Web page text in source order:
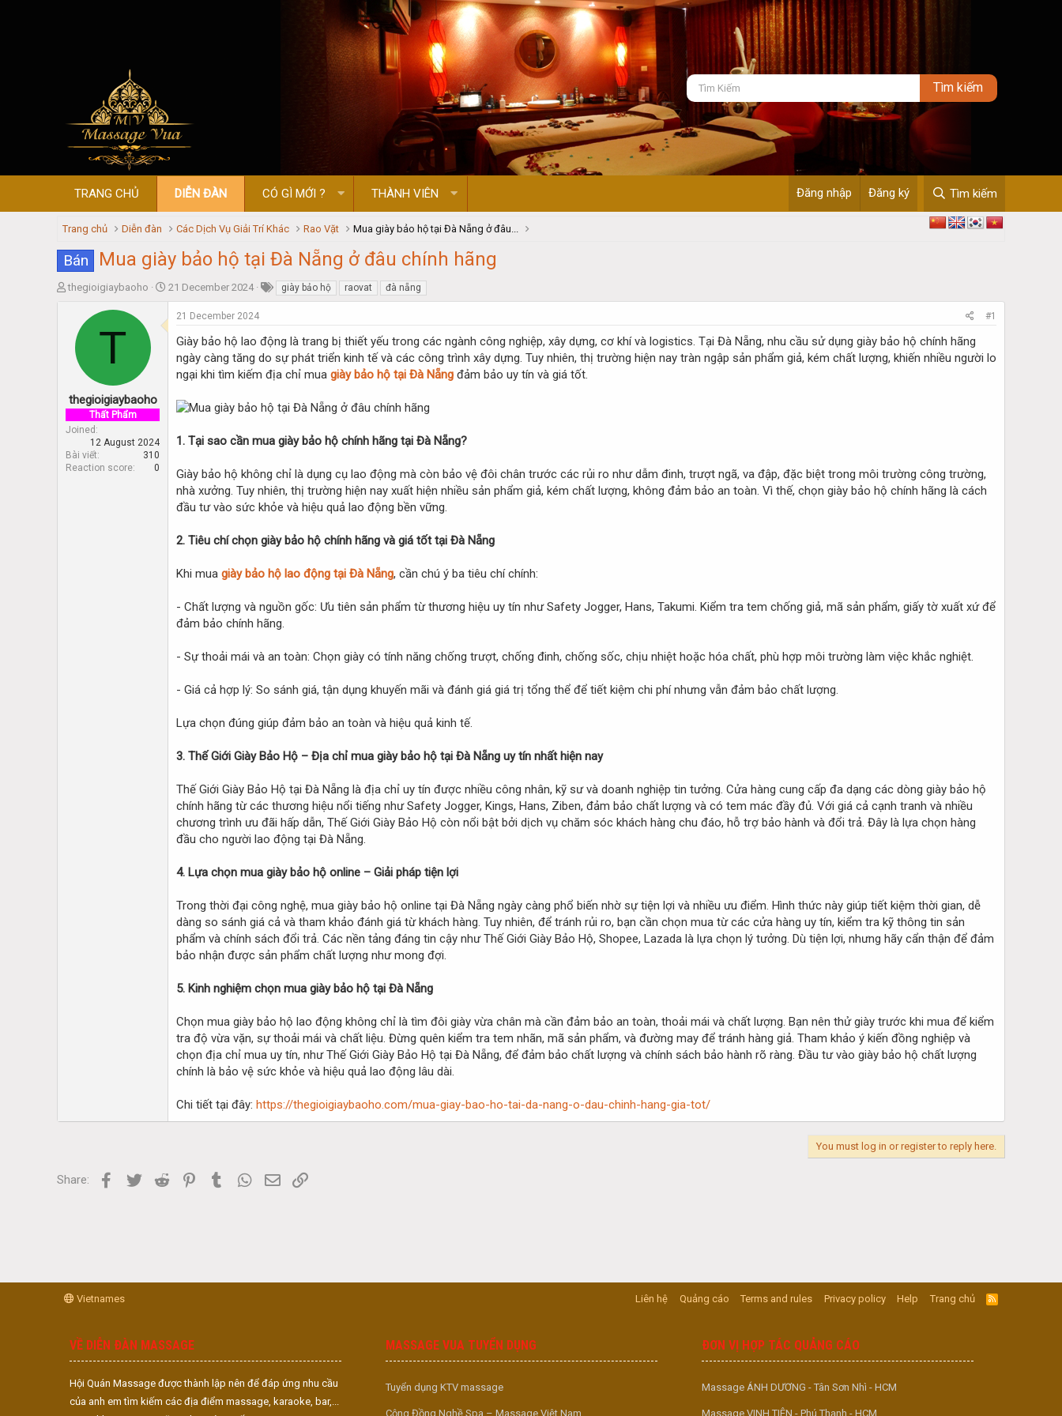
TRANG CHỦ DIỄN ĐÀN CÓ GÌ MỚI ? THÀNH VIÊN Đăng nhập Đăng ký Tìm kiếm
Trang chủ Diễn đàn Các Dịch Vụ Giải Trí Khác Rao Vặt Mua giày bảo hộ tại Đà Nẵng ở đâu...
Bán Mua giày bảo hộ tại Đà Nẵng ở đâu chính hãng
T
a
t
r
thegioigiaybaoho
S
t
21 December 2024 giày bảo hộ raovat đà nẵng
T
thegioigiaybaoho
Thất Phẩm
Joined
12 August 2024
Bài viết
310
Reaction score
0
21 December 2024 #1
Giày bảo hộ lao động là trang bị thiết yếu trong các ngành công nghiệp, xây dựng, cơ khí và logistics. Tại Đà Nẵng, nhu cầu sử dụng giày bảo hộ chính hãng
ngày càng tăng do sự phát triển kinh tế và các công trình xây dựng. Tuy nhiên, thị trường hiện nay tràn ngập sản phẩm giả, kém chất lượng, khiến nhiều người lo
ngại khi tìm kiếm địa chỉ mua giày bảo hộ tại Đà Nẵng đảm bảo uy tín và giá tốt.
1. Tại sao cần mua giày bảo hộ chính hãng tại Đà Nẵng?
Giày bảo hộ không chỉ là dụng cụ lao động mà còn bảo vệ đôi chân trước các rủi ro như dẫm đinh, trượt ngã, va đập, đặc biệt trong môi trường công trường,
nhà xưởng. Tuy nhiên, thị trường hiện nay xuất hiện nhiều sản phẩm giả, kém chất lượng, không đảm bảo an toàn. Vì thế, chọn giày bảo hộ chính hãng là cách
đầu tư vào sức khỏe và hiệu quả lao động bền vững.
2. Tiêu chí chọn giày bảo hộ chính hãng và giá tốt tại Đà Nẵng
Khi mua giày bảo hộ lao động tại Đà Nẵng, cần chú ý ba tiêu chí chính:
- Chất lượng và nguồn gốc: Ưu tiên sản phẩm từ thương hiệu uy tín như Safety Jogger, Hans, Takumi. Kiểm tra tem chống giả, mã sản phẩm, giấy tờ xuất xứ để
đảm bảo chính hãng.
- Sự thoải mái và an toàn: Chọn giày có tính năng chống trượt, chống đinh, chống sốc, chịu nhiệt hoặc hóa chất, phù hợp môi trường làm việc khắc nghiệt.
- Giá cả hợp lý: So sánh giá, tận dụng khuyến mãi và đánh giá giá trị tổng thể để tiết kiệm chi phí nhưng vẫn đảm bảo chất lượng.
Lựa chọn đúng giúp đảm bảo an toàn và hiệu quả kinh tế.
3. Thế Giới Giày Bảo Hộ – Địa chỉ mua giày bảo hộ tại Đà Nẵng uy tín nhất hiện nay
Thế Giới Giày Bảo Hộ tại Đà Nẵng là địa chỉ uy tín được nhiều công nhân, kỹ sư và doanh nghiệp tin tưởng. Cửa hàng cung cấp đa dạng các dòng giày bảo hộ
chính hãng từ các thương hiệu nổi tiếng như Safety Jogger, Kings, Hans, Ziben, đảm bảo chất lượng và có tem mác đầy đủ. Với giá cả cạnh tranh và nhiều
chương trình ưu đãi hấp dẫn, Thế Giới Giày Bảo Hộ còn nổi bật bởi dịch vụ chăm sóc khách hàng chu đáo, hỗ trợ bảo hành và đổi trả. Đây là lựa chọn hàng
đầu cho người lao động tại Đà Nẵng.
4. Lựa chọn mua giày bảo hộ online – Giải pháp tiện lợi
Trong thời đại công nghệ, mua giày bảo hộ online tại Đà Nẵng ngày càng phổ biến nhờ sự tiện lợi và nhiều ưu điểm. Hình thức này giúp tiết kiệm thời gian, dễ
dàng so sánh giá cả và tham khảo đánh giá từ khách hàng. Tuy nhiên, để tránh rủi ro, bạn cần chọn mua từ các cửa hàng uy tín, kiểm tra kỹ thông tin sản
phẩm và chính sách đổi trả. Các nền tảng đáng tin cậy như Thế Giới Giày Bảo Hộ, Shopee, Lazada là lựa chọn lý tưởng. Dù tiện lợi, nhưng hãy cẩn thận để đảm
bảo nhận được sản phẩm chất lượng như mong đợi.
5. Kinh nghiệm chọn mua giày bảo hộ tại Đà Nẵng
Chọn mua giày bảo hộ lao động không chỉ là tìm đôi giày vừa chân mà cần đảm bảo an toàn, thoải mái và chất lượng. Bạn nên thử giày trước khi mua để kiểm
tra độ vừa vặn, sự thoải mái và chất liệu. Đừng quên kiểm tra tem nhãn, mã sản phẩm, và đường may để tránh hàng giả. Tham khảo ý kiến đồng nghiệp và
chọn địa chỉ mua uy tín, như Thế Giới Giày Bảo Hộ tại Đà Nẵng, để đảm bảo chất lượng và chính sách bảo hành rõ ràng. Đầu tư vào giày bảo hộ chất lượng
chính là bảo vệ sức khỏe và hiệu quả lao động lâu dài.
Chi tiết tại đây: https://thegioigiaybaoho.com/mua-giay-bao-ho-tai-da-nang-o-dau-chinh-hang-gia-tot/
You must log in or register to reply here.
Share: Facebook
Twitter Reddit PinterestTumblr WhatsApp
Email
Vietnames Liên hệ Quảng cáo Terms and rules Privacy policy Help Trang chủ
R
S
VỀ DIỄN ĐÀN MASSAGE
Hội Quán Massage được thành lập nên để đáp ứng nhu cầu
của anh em tìm kiếm các địa điểm massage, karaoke, bar,...
MASSAGE VUA TUYỂN DỤNG
Tuyển dụng KTV massage
Cộng Đồng Nghề Spa – Massage Việt Nam
ĐƠN VỊ HỢP TÁC QUẢNG CÁO
Massage ÁNH DƯƠNG - Tân Sơn Nhì - HCM
Massage VINH TIÊN - Phú Thạnh - HCM